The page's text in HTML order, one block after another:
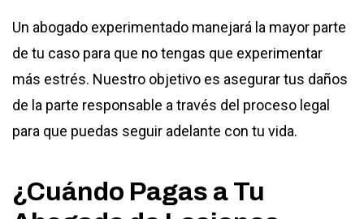
Un abogado experimentado manejará la mayor parte
de tu caso para que no tengas que experimentar
más estrés. Nuestro objetivo es asegurar tus daños
de la parte responsable a través del proceso legal
para que puedas seguir adelante con tu vida.
¿Cuándo Pagas a Tu